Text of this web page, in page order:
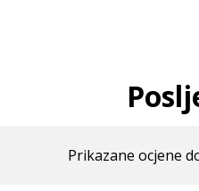
Prikazane ocjene